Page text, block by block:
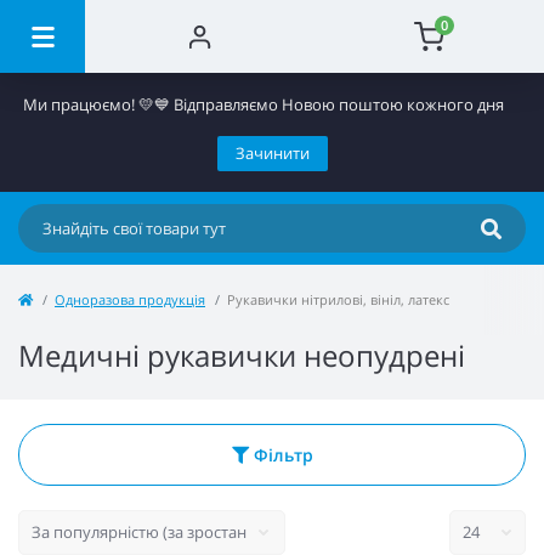
0
Ми працюємо! 💛​💙 Відправляємо Новою поштою кожного дня
Зачинити
Одноразова продукція Рукавички нітрилові, вініл, латекс
Медичні рукавички неопудрені
Фільтр